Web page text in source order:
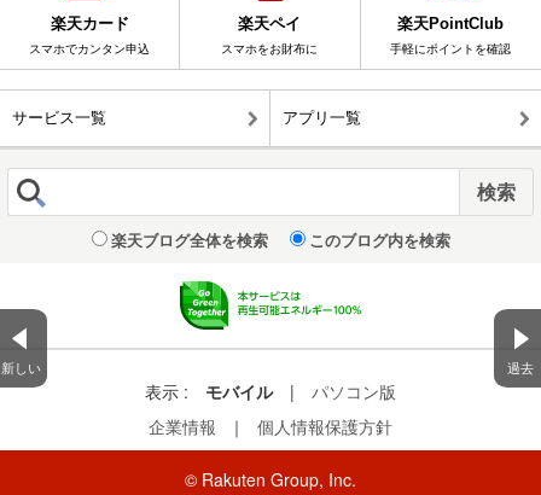
新しい 過去
楽天カード
スマホでカンタン申込
楽天ペイ
スマホをお財布に
楽天PointClub
手軽にポイントを確認
サービス一覧 アプリ一覧
楽天ブログ全体を検索 このブログ内を検索
表示 : モバイル |
パソコン版
企業情報
｜ 個人情報保護方針
© Rakuten Group, Inc.